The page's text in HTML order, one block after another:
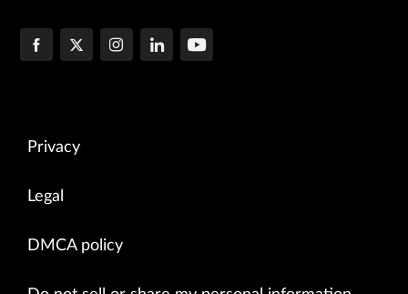
Privacy
Legal
DMCA policy